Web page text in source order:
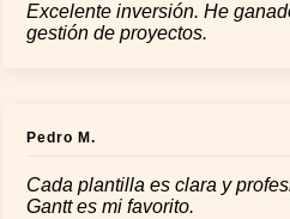
Excelente inversión. He
gestión de proyectos.
Pedro M.
Cada plantilla es clara y
Gantt es mi favorito.